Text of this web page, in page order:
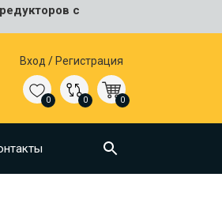
с
Вход / Регистрация
0 0 0